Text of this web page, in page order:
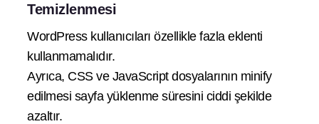
Temizlenmesi
WordPress kullanıcıları özellikle fazla eklenti
kullanmamalıdır.
Ayrıca, CSS ve JavaScript dosyalarının minify
edilmesi sayfa yüklenme süresini ciddi şekilde
azaltır.